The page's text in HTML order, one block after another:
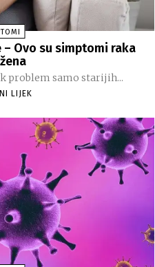
Ovo su simptomi raka
problem samo starijih...
LIJEK